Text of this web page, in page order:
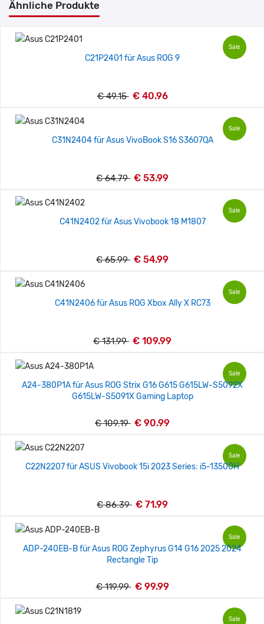
Ähnliche Produkte
Sale
C21P2401 für Asus ROG 9
€ 49.15 € 40.96
Sale
C31N2404 für Asus VivoBook S16 S3607QA
€ 64.79 € 53.99
Sale
C41N2402 für Asus Vivobook 18 M1807
€ 65.99 € 54.99
Sale
C41N2406 für Asus ROG Xbox Ally X RC73
€ 131.99 € 109.99
Sale
A24-380P1A für Asus ROG Strix G16 G615 G615LW-S5092X
G615LW-S5091X Gaming Laptop
€ 109.19 € 90.99
Sale
C22N2207 für ASUS Vivobook 15i 2023 Series: i5-13500H
€ 86.39 € 71.99
Sale
ADP-240EB-B für Asus ROG Zephyrus G14 G16 2025 2024
Rectangle Tip
€ 119.99 € 99.99
Sale